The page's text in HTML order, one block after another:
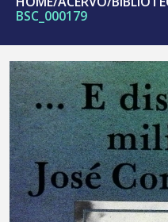
BSC_000179